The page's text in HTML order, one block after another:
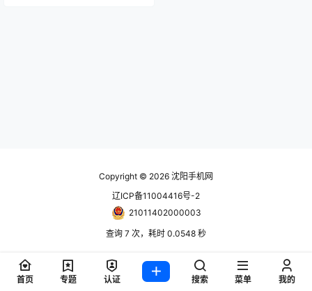
Copyright © 2026 沈阳手机网
辽ICP备11004416号-2
21011402000003
查询 7 次，耗时 0.0548 秒
首页 专题 认证 搜索 菜单 我的